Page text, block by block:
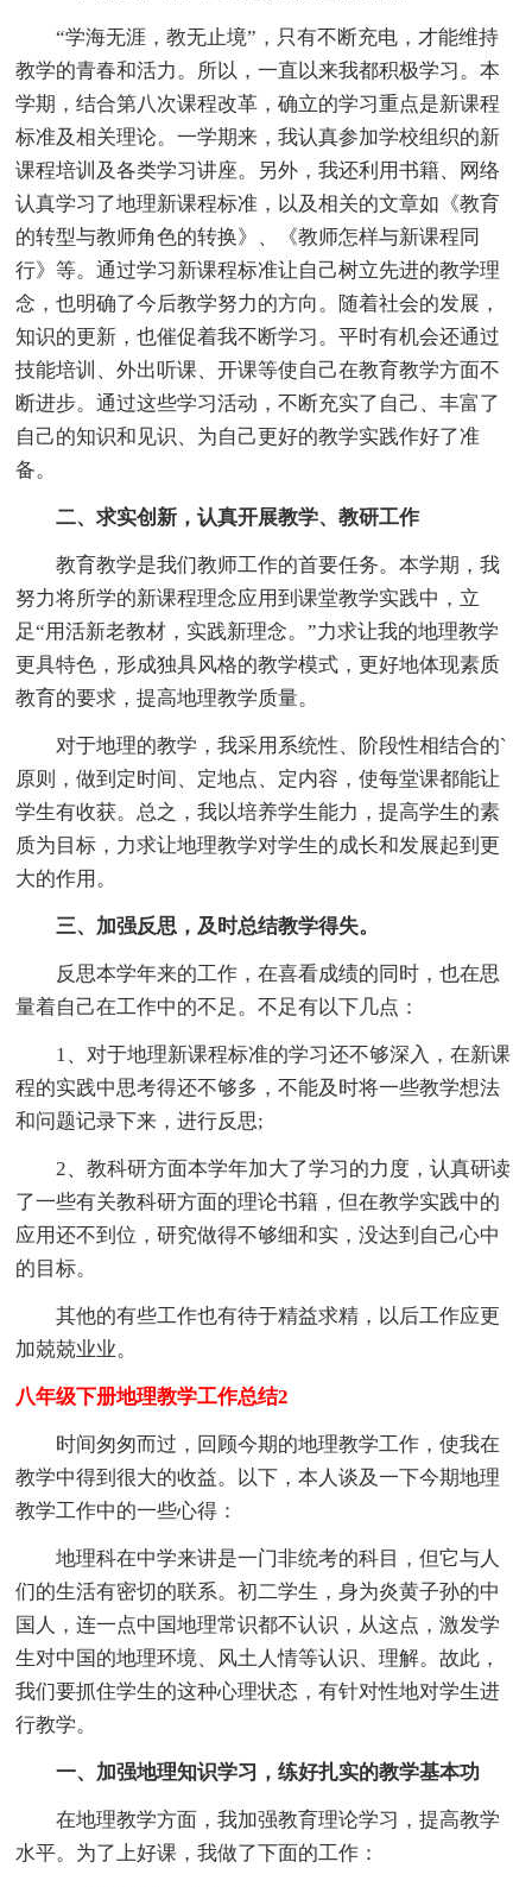
“学海无涯，教无止境”，只有不断充电，才能维持
教学的青春和活力。所以，一直以来我都积极学习。本
学期，结合第八次课程改革，确立的学习重点是新课程
标准及相关理论。一学期来，我认真参加学校组织的新
课程培训及各类学习讲座。另外，我还利用书籍、网络
认真学习了地理新课程标准，以及相关的文章如《教育
的转型与教师角色的转换》、《教师怎样与新课程同
行》等。通过学习新课程标准让自己树立先进的教学理
念，也明确了今后教学努力的方向。随着社会的发展，
知识的更新，也催促着我不断学习。平时有机会还通过
技能培训、外出听课、开课等使自己在教育教学方面不
断进步。通过这些学习活动，不断充实了自己、丰富了
自己的知识和见识、为自己更好的教学实践作好了准
备。
二、求实创新，认真开展教学、教研工作
教育教学是我们教师工作的首要任务。本学期，我
努力将所学的新课程理念应用到课堂教学实践中，立
足“用活新老教材，实践新理念。”力求让我的地理教学
更具特色，形成独具风格的教学模式，更好地体现素质
教育的要求，提高地理教学质量。
对于地理的教学，我采用系统性、阶段性相结合的`
原则，做到定时间、定地点、定内容，使每堂课都能让
学生有收获。总之，我以培养学生能力，提高学生的素
质为目标，力求让地理教学对学生的成长和发展起到更
大的作用。
三、加强反思，及时总结教学得失。
反思本学年来的工作，在喜看成绩的同时，也在思
量着自己在工作中的不足。不足有以下几点：
1、对于地理新课程标准的学习还不够深入，在新课
程的实践中思考得还不够多，不能及时将一些教学想法
和问题记录下来，进行反思;
2、教科研方面本学年加大了学习的力度，认真研读
了一些有关教科研方面的理论书籍，但在教学实践中的
应用还不到位，研究做得不够细和实，没达到自己心中
的目标。
其他的有些工作也有待于精益求精，以后工作应更
加兢兢业业。
八年级下册地理教学工作总结2
时间匆匆而过，回顾今期的地理教学工作，使我在
教学中得到很大的收益。以下，本人谈及一下今期地理
教学工作中的一些心得：
地理科在中学来讲是一门非统考的科目，但它与人
们的生活有密切的联系。初二学生，身为炎黄子孙的中
国人，连一点中国地理常识都不认识，从这点，激发学
生对中国的地理环境、风土人情等认识、理解。故此，
我们要抓住学生的这种心理状态，有针对性地对学生进
行教学。
一、加强地理知识学习，练好扎实的教学基本功
在地理教学方面，我加强教育理论学习，提高教学
水平。为了上好课，我做了下面的工作：